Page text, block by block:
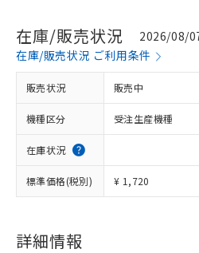
在庫/販売状況
2026/08/
在庫/販売状況 ご利用条件
販売状況 販売中
機種区分 受注生産機種
在庫状況
標準価格(税別) ¥ 1,720
詳細情報